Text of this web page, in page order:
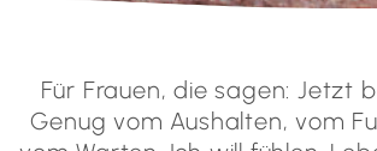
Für Frauen, die sagen: Jetzt
Genug vom Aushalten, vom